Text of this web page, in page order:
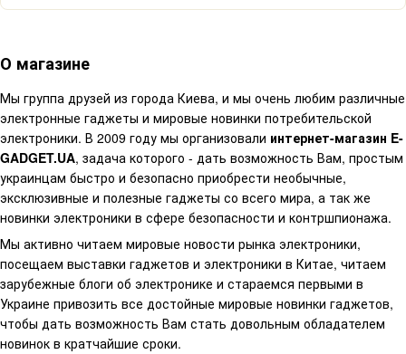
О магазине
Мы группа друзей из города Киева, и мы очень любим различные
электронные гаджеты и мировые новинки потребительской
электроники. В 2009 году мы организовали интернет-магазин E-
GADGET.UA, задача которого - дать возможность Вам, простым
украинцам быстро и безопасно приобрести необычные,
эксклюзивные и полезные гаджеты со всего мира, а так же
новинки электроники в сфере безопасности и контршпионажа.
Мы активно читаем мировые новости рынка электроники,
посещаем выставки гаджетов и электроники в Китае, читаем
зарубежные блоги об электронике и стараемся первыми в
Украине привозить все достойные мировые новинки гаджетов,
чтобы дать возможность Вам стать довольным обладателем
новинок в кратчайшие сроки.